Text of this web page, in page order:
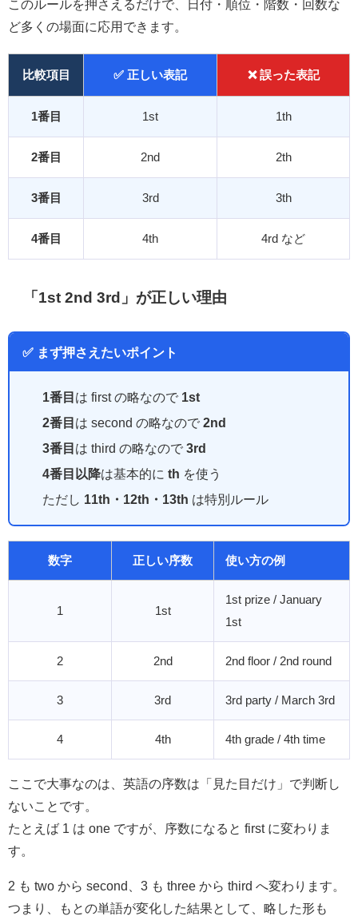
このルールを押さえるだけで、日付・順位・階数・回数な
ど多くの場面に応用できます。
比較項目 ✅ 正しい表記 ❌ 誤った表記
1番目 1st 1th
2番目 2nd 2th
3番目 3rd 3th
4番目 4th 4rd など
「1st 2nd 3rd」が正しい理由
✅ まず押さえたいポイント
1番目 は first の略なので 1st
2番目 は second の略なので 2nd
3番目 は third の略なので 3rd
4番目以降は基本的に th を使う
ただし 11th・12th・13th は特別ルール
数字 正しい序数 使い方の例
1 1st
1st prize / January
1st
2 2nd 2nd floor / 2nd round
3 3rd 3rd party / March 3rd
4 4th 4th grade / 4th time
ここで大事なのは、英語の序数は「見た目だけ」で判断し
ないことです。
たとえば 1 は one ですが、序数になると first に変わりま
す。
2 も two から second、3 も three から third へ変わります。
つまり、もとの単語が変化した結果として、略した形も